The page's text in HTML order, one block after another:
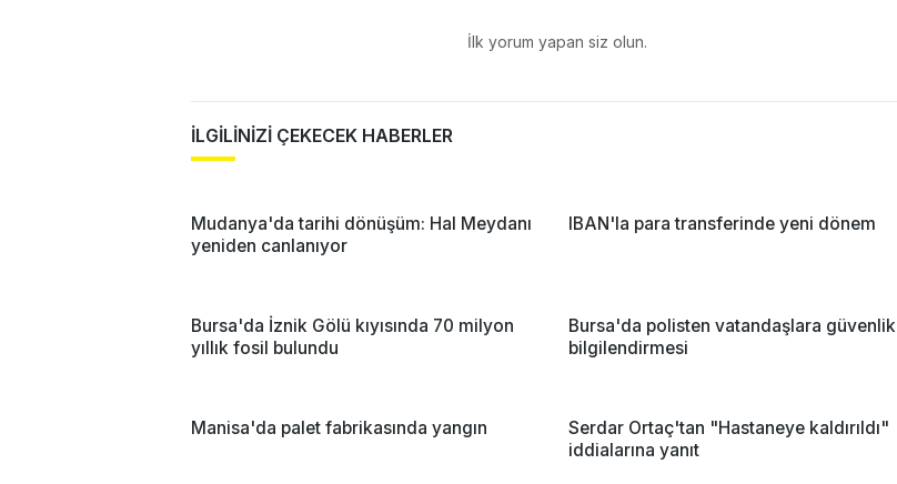
İlk yorum yapan siz olun.
İLGİLİNİZİ ÇEKECEK HABERLER
Mudanya'da tarihi dönüşüm: Hal Meydanı
yeniden canlanıyor
IBAN'la para transferinde yeni dönem
Bursa'da İznik Gölü kıyısında 70 milyon
yıllık fosil bulundu
Bursa'da polisten vatandaşlara güvenlik
bilgilendirmesi
Manisa'da palet fabrikasında yangın
Serdar Ortaç'tan "Hastaneye kaldırıldı"
iddialarına yanıt